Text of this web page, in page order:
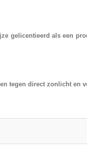
gelicentieerd als een
tegen direct zonlicht en